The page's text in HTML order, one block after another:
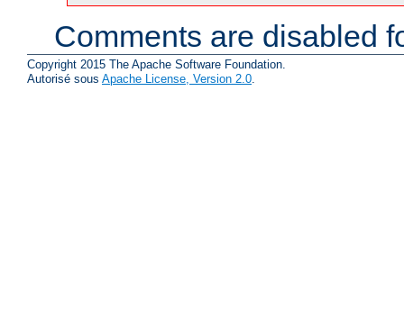
Comments are disabled
Copyright 2015 The Apache Software Foundation.
Autorisé sous Apache License, Version 2.0